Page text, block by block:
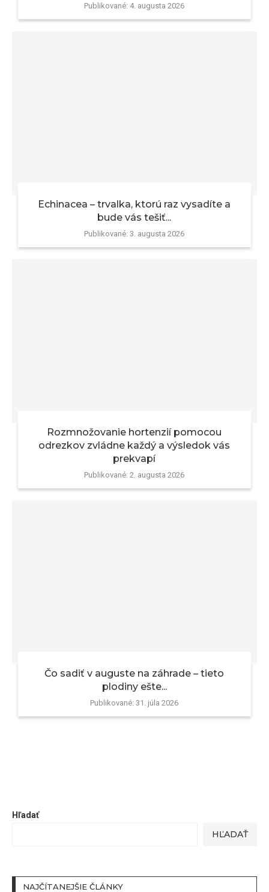
Publikované: 4. augusta 2026
Echinacea – trvalka, ktorú raz vysadíte a
bude vás tešiť...
Publikované: 3. augusta 2026
Rozmnožovanie hortenzií pomocou
odrezkov zvládne každý a výsledok vás
prekvapí
Publikované: 2. augusta 2026
Čo sadiť v auguste na záhrade – tieto
plodiny ešte...
Publikované: 31. júla 2026
Hľadať
HĽADAŤ
NAJČÍTANEJŠIE ČLÁNKY